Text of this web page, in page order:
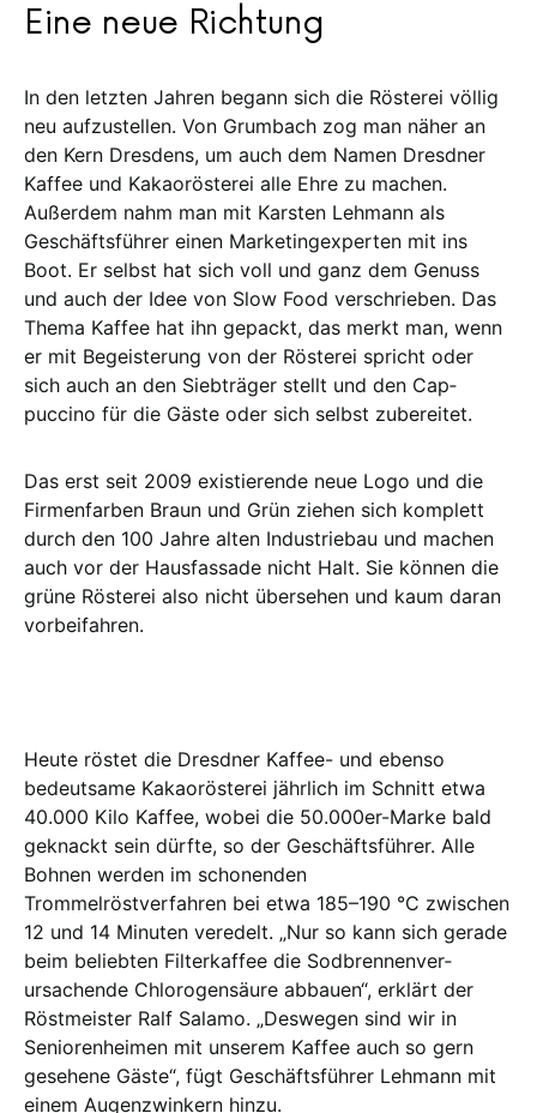
Eine neue Richtung
In den letzten Jahren begann sich die Rösterei völlig
neu aufzustellen. Von Grum­­bach zog man näher an
den Kern Dres­­­dens, um auch dem Namen Dres­d­ner
Kaffee und Kakaorösterei alle Ehre zu machen.
Außerdem nahm man mit Kars­­ten Lehmann als
Geschäftsführer ei­nen Mar­ketingexperten mit ins
Boot. Er selbst hat sich voll und ganz dem Ge­nuss
und auch der Idee von Slow Food ver­schrie­ben. Das
Thema Kaffee hat ihn ge­packt, das merkt man, wenn
er mit Be­geis­­te­rung von der Rösterei spricht oder
sich auch an den Siebträger stellt und den Cap­
puccino für die Gäste oder sich selbst zu­bereitet.
Das erst seit 2009 existierende neue Lo­go und die
Fir­men­­farben Braun und Grün zie­­hen sich komplett
durch den 100 Jah­re al­­ten Industriebau und mac­hen
auch vor der Hausfassade nicht Halt. Sie kön­nen die
grüne Rösterei also nicht über­sehen und kaum daran
vorbeifahren.
Heute röstet die Dresdner Kaffee- und ebenso
bedeutsame Ka­kao­rösterei jähr­lich im Schnitt etwa
40.000 Kilo Kaf­fee, wobei die 50.000er-Mar­ke bald
ge­knackt sein dürfte, so der Ge­schäfts­füh­­rer. Alle
Bohnen werden im scho­nen­den
Trommelröstverfahren bei et­wa 185–190 °C zwischen
12 und 14 Minuten veredelt. „Nur so kann sich ge­rade
beim beliebten Filterkaffee die Sod­bren­nen­ver­­
ursachende Chloro­gen­säu­re abbauen“, erklärt der
Röstmeister Ralf Salamo. „Des­­wegen sind wir in
Seniorenheimen mit unserem Kaffee auch so gern
gesehe­ne Gäste“, fügt Geschäftsführer Leh­mann mit
einem Augenzwinkern hin­zu.